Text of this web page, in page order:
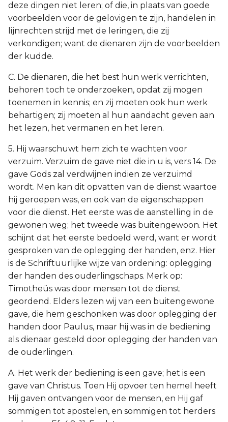
deze dingen niet leren; of die, in plaats van goede
voorbeelden voor de gelovigen te zijn, handelen in
lijnrechten strijd met de leringen, die zij
verkondigen; want de dienaren zijn de voorbeelden
der kudde.
C. De dienaren, die het best hun werk verrichten,
behoren toch te onderzoeken, opdat zij mogen
toenemen in kennis; en zij moeten ook hun werk
behartigen; zij moeten al hun aandacht geven aan
het lezen, het vermanen en het leren.
5. Hij waarschuwt hem zich te wachten voor
verzuim. Verzuim de gave niet die in u is, vers 14. De
gave Gods zal verdwijnen indien ze verzuimd
wordt. Men kan dit opvatten van de dienst waartoe
hij geroepen was, en ook van de eigenschappen
voor die dienst. Het eerste was de aanstelling in de
gewonen weg; het tweede was buitengewoon. Het
schijnt dat het eerste bedoeld werd, want er wordt
gesproken van de oplegging der handen, enz. Hier
is de Schriftuurlijke wijze van ordening: oplegging
der handen des ouderlingschaps. Merk op:
Timotheüs was door mensen tot de dienst
geordend. Elders lezen wij van een buitengewone
gave, die hem geschonken was door oplegging der
handen door Paulus, maar hij was in de bediening
als dienaar gesteld door oplegging der handen van
de ouderlingen.
A. Het werk der bediening is een gave; het is een
gave van Christus. Toen Hij opvoer ten hemel heeft
Hij gaven ontvangen voor de mensen, en Hij gaf
sommigen tot apostelen, en sommigen tot herders